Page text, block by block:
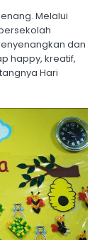
Melalui
dan
happy, kreatif,
Hari